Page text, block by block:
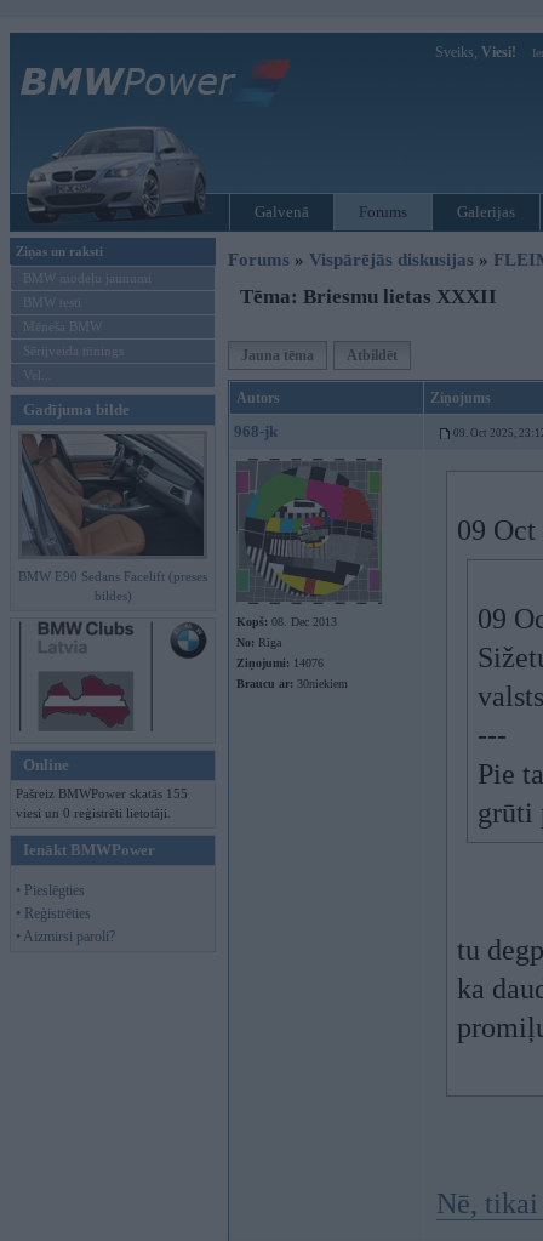
Sveiks, Viesi!
Galvenā Forums Galerijas
Ziņas un raksti
BMW modeļu jaunumi
BMW testi
Mēneša BMW
Sērijveida tūnings
Vel...
Gadījuma bilde
BMW E90 Sedans Facelift (preses
bildes)
Online
Pašreiz BMWPower skatās 155
viesi un 0 reģistrēti lietotāji.
Ienākt BMWPower
• Pieslēgties
• Reģistrēties
• Aizmirsi paroli?
Forums » Vispārējās diskusijas »
Tēma: Briesmu lietas XXXII
Jauna tēma Atbildēt
Autors Ziņojums
968-jk 09. Oct 2025,
Kopš: 08. Dec 2013
No: Rīga
Ziņojumi: 14076
Braucu ar: 30niekiem
09
09
---
Pie
grūti
tu
ka
Nē,